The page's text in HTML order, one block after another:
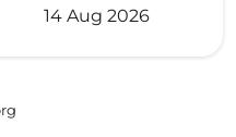
14 Aug 2026